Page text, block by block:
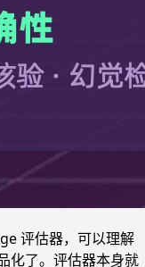
评估器，可以理解
化了。评估器本身就